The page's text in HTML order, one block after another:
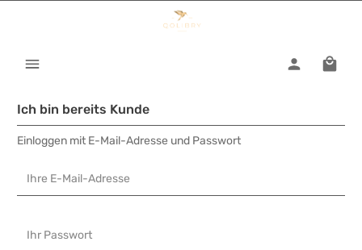
Ich bin bereits Kunde
Einloggen mit E-Mail-Adresse und Passwort
Ihre E-Mail-Adresse
Ihr Passwort